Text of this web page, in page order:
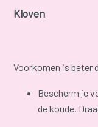
Kloven
Voorkomen is beter
Bescherm je
de koude.